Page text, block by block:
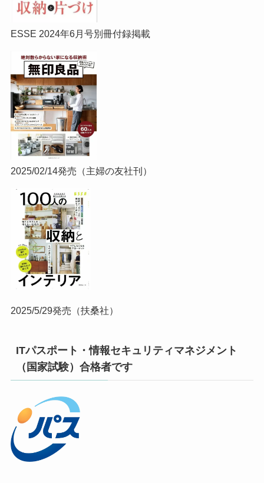
ESSE 2024年6月号別冊付録掲載
2025/02/14発売（主婦の友社刊）
2025/5/29発売（扶桑社）
ITパスポート・情報セキュリティマネジメント
（国家試験）合格者です